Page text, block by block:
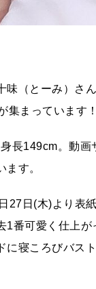
味（とーみ）さ
集まっています
長149cm。動画
す。
27日(木)より表
1番可愛く仕上
に寝ころびバス